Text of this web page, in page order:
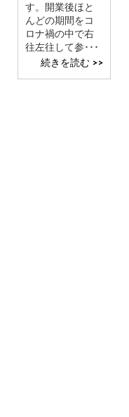
す。開業後ほと
んどの期間をコ
ロナ禍の中で右
往左往して参･･･
続きを読む >>